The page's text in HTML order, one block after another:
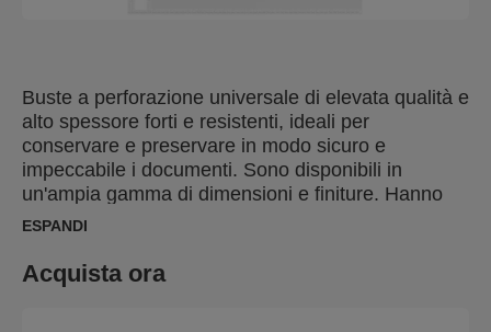
Buste a perforazione universale di elevata qualità e
alto spessore forti e resistenti, ideali per
conservare e preservare in modo sicuro e
impeccabile i documenti. Sono disponibili in
un'ampia gamma di dimensioni e finiture. Hanno
l'apertura sul lato corto e la banda perforata è
ESPANDI
Acquista ora